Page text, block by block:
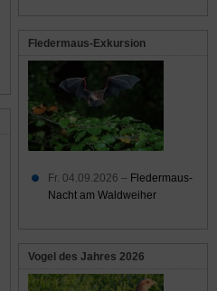
Fledermaus-Exkursion
Fr. 04.09.2026 – Fledermaus-
Nacht am Waldweiher
Vogel des Jahres 2026